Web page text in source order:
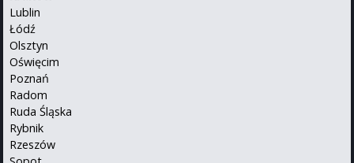
Lublin
Łódź
Olsztyn
Oświęcim
Poznań
Radom
Ruda Śląska
Rybnik
Rzeszów